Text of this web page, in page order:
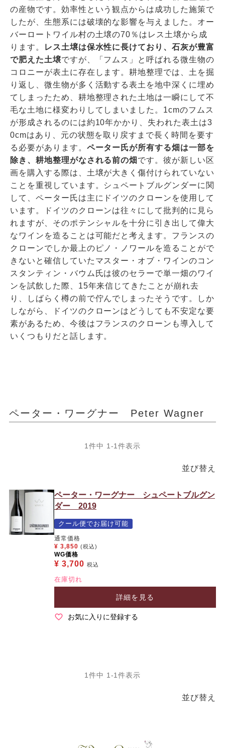
の産物です。効率性という観点からは成功した施策で
したが、生態系には破壊的な影響を与えました。オー
バーロートワイル村の土壌の70％はレス土壌から成
ります。
レス土壌は保水性に長けており、石灰が豊富
で肥えた土壌ですが、「フムス」と呼ばれる微生物の
コロニーが表土に存在します。耕地整理では、土を掘
り返し、微生物が多く活動する表土を地中深くに埋め
てしまったため、耕地整理された土地は一瞬にして不
毛な土地に様変わりしてしまいました。1cmのフムス
が形成されるのには約10年かかり、失われた表土は3
0cmはあり、元の状態を取り戻すまで長く時間を要す
る必要があります。 ペーター氏が所有する畑は一部を
除き、耕地整理がなされる前の畑 です。彼が新しい区
画を購入する際は、土壌が大きく傷付けられていない
ことを重視しています。シュペートブルグンダーに関
して、ペーター氏は主にドイツのクローンを使用して
います。ドイツのクローンは往々にして批判的に見ら
れますが、そのポテンシャルを十分に引き出して偉大
なワインを造ることは可能だと考えます。フランスの
クローンでしか最上のピノ・ノワールを造ることがで
きないと確信していたマスター・オブ・ワインのコン
スタンティン・バウム氏は彼のセラーで単一畑のワイ
ンを試飲した際、15年来信じてきたことが崩れ去
り、しばらく樽の前で佇んでしまったそうです。しか
しながら、ドイツのクローンはどうしても不安定な要
素があるため、今後はフランスのクローンも導入して
いくつもりだと話します。
ペーター・ワーグナー Peter Wagner
並び替え
1 件中 1 -1件表示
ペーター・ワーグナー シュペートブルグン
ダー 2019
クール便でお届け可能
通常価格
¥ 3,850 (税込)
WG価格
¥ 3,700 税込
在庫切れ
詳細を見る
お気に入りに登録する
並び替え
1 件中 1 -1件表示